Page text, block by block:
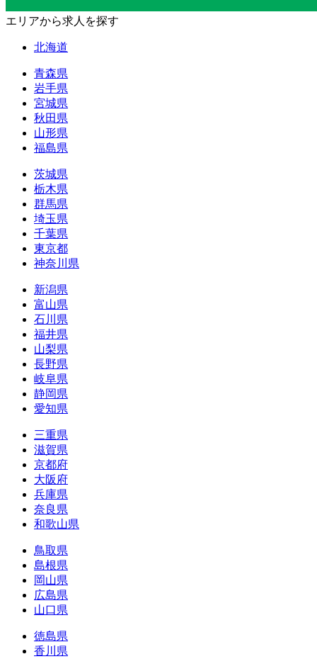
エリアから求人を探す
北海道
青森県
岩手県
宮城県
秋田県
山形県
福島県
茨城県
栃木県
群馬県
埼玉県
千葉県
東京都
神奈川県
新潟県
富山県
石川県
福井県
山梨県
長野県
岐阜県
静岡県
愛知県
三重県
滋賀県
京都府
大阪府
兵庫県
奈良県
和歌山県
鳥取県
島根県
岡山県
広島県
山口県
徳島県
香川県